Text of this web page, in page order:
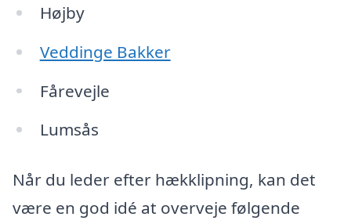
Højby
Veddinge Bakker
Fårevejle
Lumsås
Når du leder efter hækklipning, kan det
være en god idé at overveje følgende